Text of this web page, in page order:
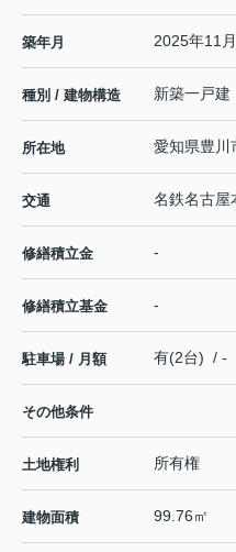
築年月 2025年11
種別 / 建物構造 新築一戸
所在地 愛知県豊川
交通 名鉄名古屋
修繕積立金 -
修繕積立基金 -
駐車場 / 月額 有(2台) / -
その他条件
土地権利 所有権
建物面積 99.76㎡